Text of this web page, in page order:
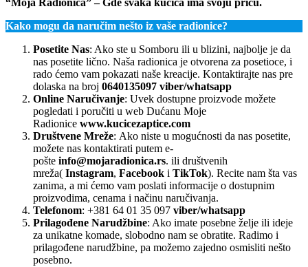
“Moja Radionica” – Gde svaka kućica ima svoju priču.
Kako mogu da naručim nešto iz vaše radionice?
Posetite Nas: Ako ste u Somboru ili u blizini, najbolje je da
nas posetite lično. Naša radionica je otvorena za posetioce, i
rado ćemo vam pokazati naše kreacije. Kontaktirajte nas pre
dolaska na broj 0640135097 viber/whatsapp
Online Naručivanje: Uvek dostupne proizvode možete
pogledati i poručiti u web Dućanu Moje
Radionice www.kucicezaptice.com
Društvene Mreže: Ako niste u mogućnosti da nas posetite,
možete nas kontaktirati putem e-
pošte info@mojaradionica.rs. ili društvenih
mreža( Instagram, Facebook i TikTok). Recite nam šta vas
zanima, a mi ćemo vam poslati informacije o dostupnim
proizvodima, cenama i načinu naručivanja.
Telefonom: +381 64 01 35 097 viber/whatsapp
Prilagođene Narudžbine: Ako imate posebne želje ili ideje
za unikatne komade, slobodno nam se obratite. Radimo i
prilagođene narudžbine, pa možemo zajedno osmisliti nešto
posebno.